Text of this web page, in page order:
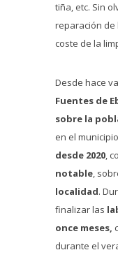
tiña, etc. Sin
reparación de
coste de la
Desde hace
Fuentes de
sobre la
en el
desde 2020,
notable,
localidad.
finalizar las
once meses,
durante el